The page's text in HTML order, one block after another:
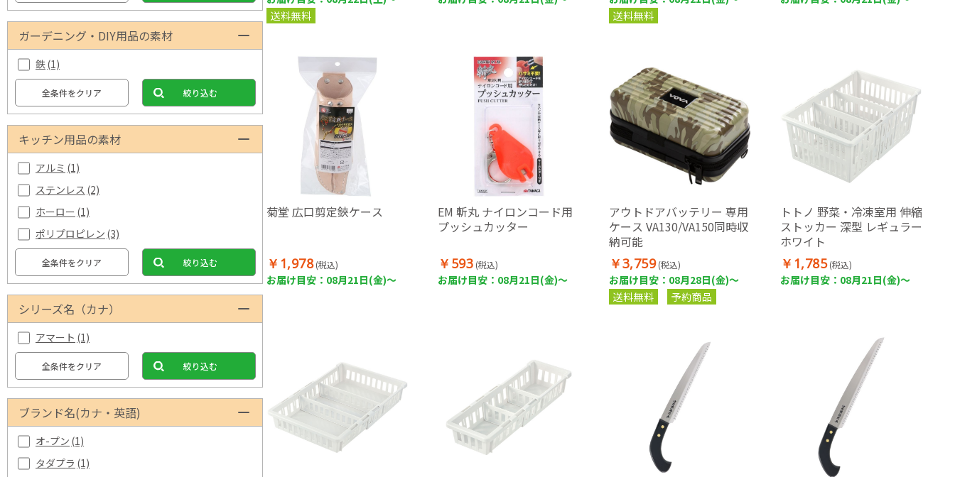
ガーデニング・DIY用品の素材
鉄(1)
全条件をクリア 絞り込む
キッチン用品の素材
アルミ (1)
ステンレス (2)
ホーロー (1)
ポリプロピレン (3)
全条件をクリア 絞り込む
シリーズ名（カナ）
アマート (1)
全条件をクリア 絞り込む
ブランド名(カナ・英語)
オ-プン (1)
タダプラ (1)
送料無料
送料無料
菊堂 広口剪定鋏ケース
￥1,978 (税込)
お届け目安：08月21日(金)～
EM 斬丸 ナイロンコード用
プッシュカッター
￥593 (税込)
お届け目安：08月21日(金)～
アウトドアバッテリー 専用
ケース VA130/VA150同時収
納可能
￥3,759 (税込)
お届け目安：08月28日(金)～
送料無料
予約商品
トトノ 野菜・冷凍室用 伸縮
ストッカー 深型 レギュラー
ホワイト
￥1,785 (税込)
お届け目安：08月21日(金)～